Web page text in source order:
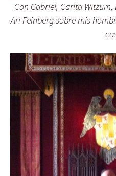
Con Gabriel, Carlta
Ari Feinberg sobre mis